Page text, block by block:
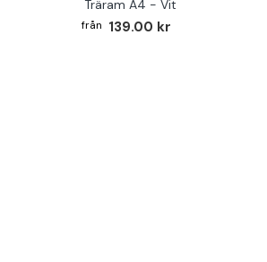
Träram A4 - Vit
139.00 kr